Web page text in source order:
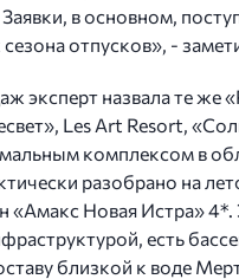
в основном,
сезона отпусков», -
эксперт назвала те же
Les Art Resort,
комплексом в
разобрано на
«Амакс Новая Истра» 4*.
есть
близкой к воде